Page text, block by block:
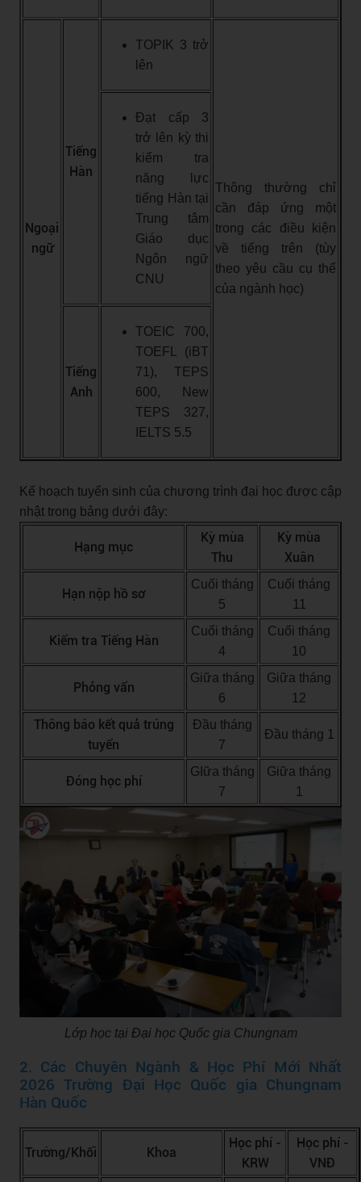
Ngoại
ngữ
Tiếng
Hàn
TOPIK 3 trở
lên
Thông thường chỉ
cần đáp ứng một
trong các điều kiện
về tiếng trên (tùy
theo yêu cầu cụ thể
của ngành học)
Đạt cấp 3
trở lên kỳ thi
kiểm tra
năng lực
tiếng Hàn tại
Trung tâm
Giáo dục
Ngôn ngữ
CNU
Tiếng
Anh
TOEIC 700,
TOEFL (iBT
71), TEPS
600, New
TEPS 327,
IELTS 5.5
Kế hoạch tuyển sinh của chương trình đại học được cập
nhật trong bảng dưới đây:
Hạng mục
Kỳ mùa
Thu
Kỳ mùa
Xuân
Hạn nộp hồ sơ
Cuối tháng
5
Cuối tháng
11
Kiểm tra Tiếng Hàn
Cuối tháng
4
Cuối tháng
10
Phỏng vấn
Giữa tháng
6
Giữa tháng
12
Thông báo kết quả trúng
tuyển
Đầu tháng
7
Đầu tháng 1
Đóng học phí
GIữa tháng
7
Giữa tháng
1
Lớp học tại Đại học Quốc gia Chungnam
2. Các Chuyên Ngành & Học Phí Mới Nhất
2026 Trường Đại Học Quốc gia Chungnam
Hàn Quốc
Trường/Khối Khoa
Học phí -
KRW
Học phí -
VNĐ